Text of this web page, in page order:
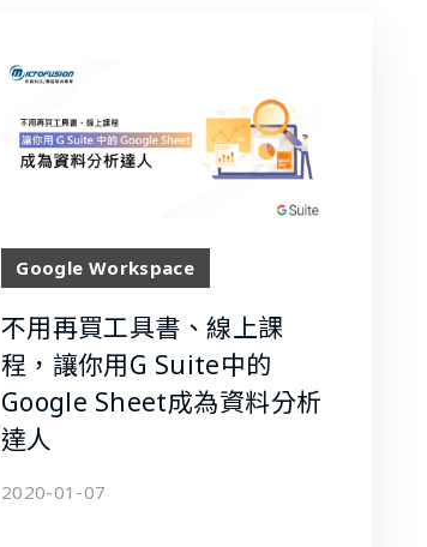
Google Workspace
不用再買工具書、線上課
程，讓你用G Suite中的
Google Sheet成為資料分析
達人
2020-01-07